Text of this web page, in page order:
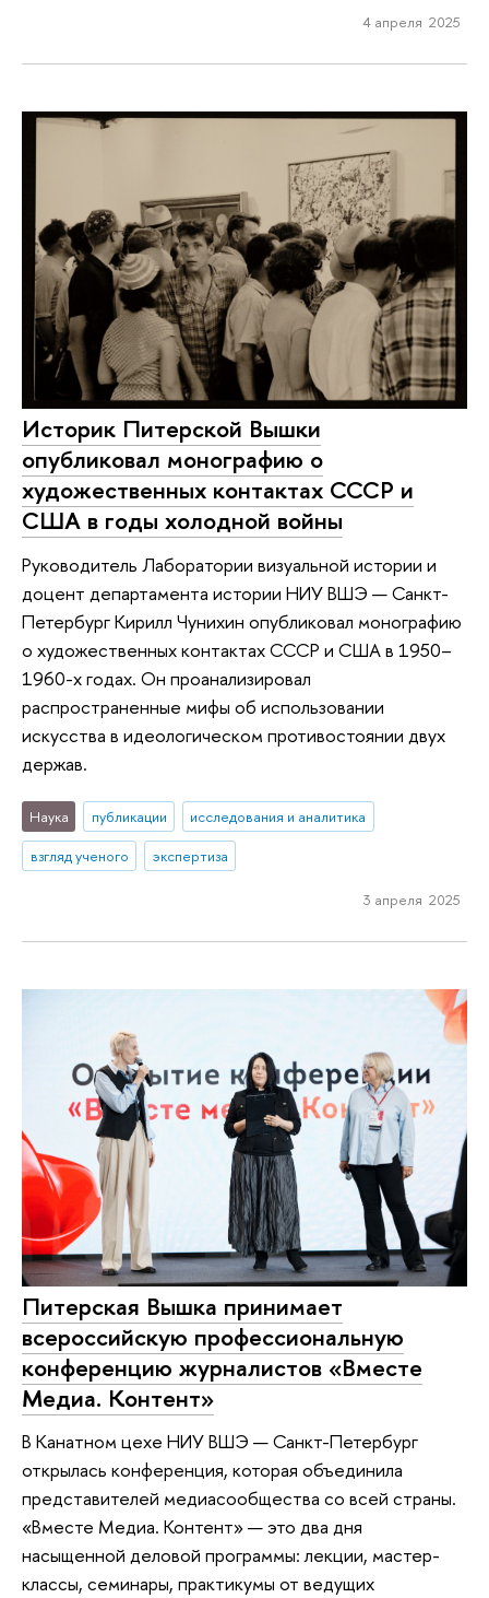
4 апреля 2025
Историк Питерской Вышки
опубликовал монографию о
художественных контактах СССР и
США в годы холодной войны
Руководитель Лаборатории визуальной истории и
доцент департамента истории НИУ ВШЭ — Санкт-
Петербург Кирилл Чунихин опубликовал монографию
о художественных контактах СССР и США в 1950–
1960-х годах. Он проанализировал
распространенные мифы об использовании
искусства в идеологическом противостоянии двух
держав.
Наука публикации
исследования и аналитика
взгляд ученого
экспертиза
3 апреля 2025
Питерская Вышка принимает
всероссийскую профессиональную
конференцию журналистов «Вместе
Медиа. Контент»
В Канатном цехе НИУ ВШЭ — Санкт-Петербург
открылась конференция, которая объединила
представителей медиасообщества со всей страны.
«Вместе Медиа. Контент» — это два дня
насыщенной деловой программы: лекции, мастер-
классы, семинары, практикумы от ведущих